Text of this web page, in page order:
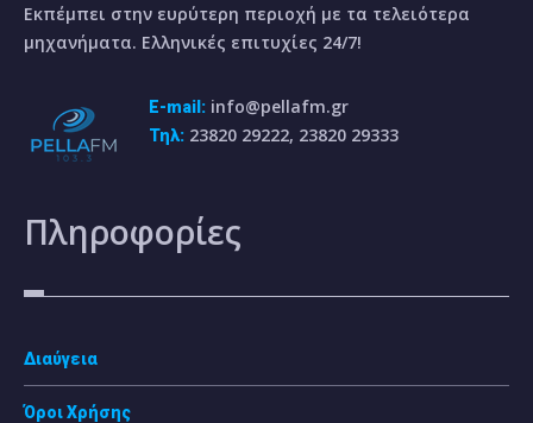
Εκπέμπει στην ευρύτερη περιοχή με τα τελειότερα
μηχανήματα. Ελληνικές επιτυχίες 24/7!
E-mail: info@pellafm.gr
Τηλ: 23820 29222, 23820 29333
Πληροφορίες
Διαύγεια
Όροι Χρήσης